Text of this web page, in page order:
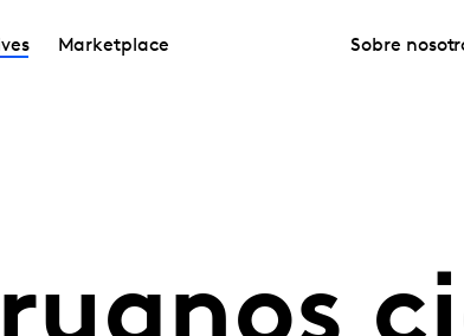
Marketplace Sobre